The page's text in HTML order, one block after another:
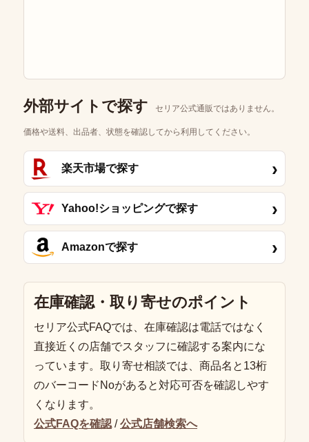
外部サイトで探す セリア公式通販ではありません。
価格や送料、出品者、状態を確認してから利用してください。
楽天市場で探す ›
Yahoo!ショッピングで探す ›
Amazonで探す ›
在庫確認・取り寄せのポイント
セリア公式FAQでは、在庫確認は電話ではなく
直接近くの店舗でスタッフに確認する案内にな
っています。取り寄せ相談では、商品名と13桁
のバーコードNoがあると対応可否を確認しやす
くなります。
公式FAQを確認 /公式店舗検索へ